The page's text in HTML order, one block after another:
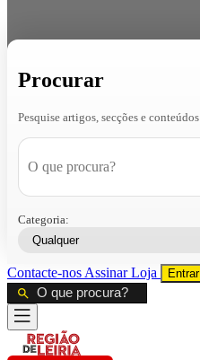
Procurar
Pesquise artigos, secções e conteúdos
Categoria:
Contacte-nos AssinarLoja Entrar